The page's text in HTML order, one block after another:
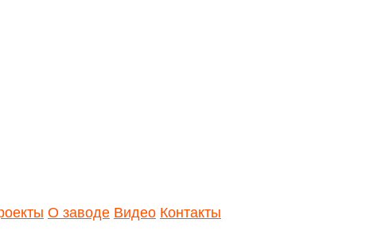
О заводе Видео Контакты